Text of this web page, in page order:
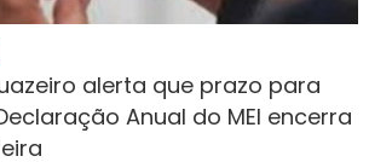
alerta que prazo para
Anual do MEI encerra